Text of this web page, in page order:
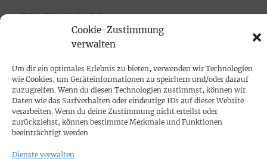
Cookie-Zustimmung
verwalten
Um dir ein optimales Erlebnis zu bieten, verwenden wir Technologien
wie Cookies, um Geräteinformationen zu speichern und/oder darauf
zuzugreifen. Wenn du diesen Technologien zustimmst, können wir
Daten wie das Surfverhalten oder eindeutige IDs auf dieser Website
verarbeiten. Wenn du deine Zustimmung nicht erteilst oder
zurückziehst, können bestimmte Merkmale und Funktionen
beeinträchtigt werden.
Dienste verwalten
PRINTAUSGABE
Mediadaten
PROKOMPAKT
Impressum
SPENDEN